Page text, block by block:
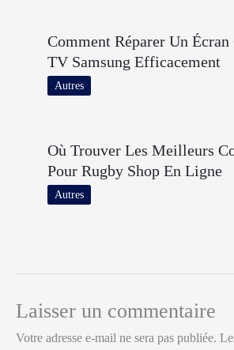
Comment Réparer Un Écran
TV Samsung Efficacement
Autres
Où Trouver Les Meilleurs
Pour Rugby Shop En Ligne
Autres
Laisser un commentaire
Votre adresse e-mail ne sera pas publiée.